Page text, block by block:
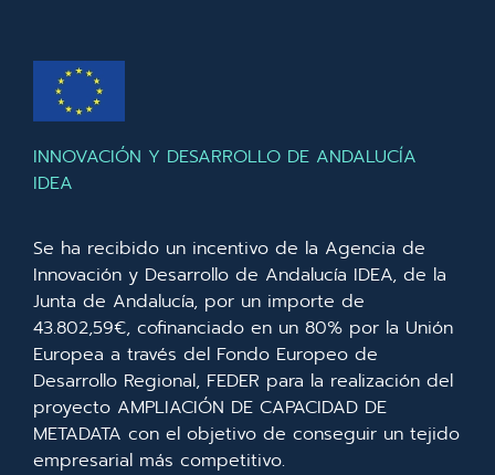
INNOVACIÓN Y DESARROLLO DE ANDALUCÍA
IDEA
Se ha recibido un incentivo de la Agencia de
Innovación y Desarrollo de Andalucía IDEA, de la
Junta de Andalucía, por un importe de
43.802,59€, cofinanciado en un 80% por la Unión
Europea a través del Fondo Europeo de
Desarrollo Regional, FEDER para la realización del
proyecto AMPLIACIÓN DE CAPACIDAD DE
METADATA con el objetivo de conseguir un tejido
empresarial más competitivo.